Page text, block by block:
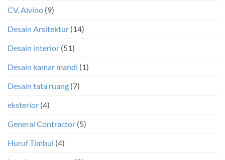
CV. Alvino (9)
Desain Arsitektur (14)
Desain interior (51)
Desain kamar mandi (1)
Desain tata ruang (7)
eksterior (4)
General Contractor (5)
Huruf Timbul (4)